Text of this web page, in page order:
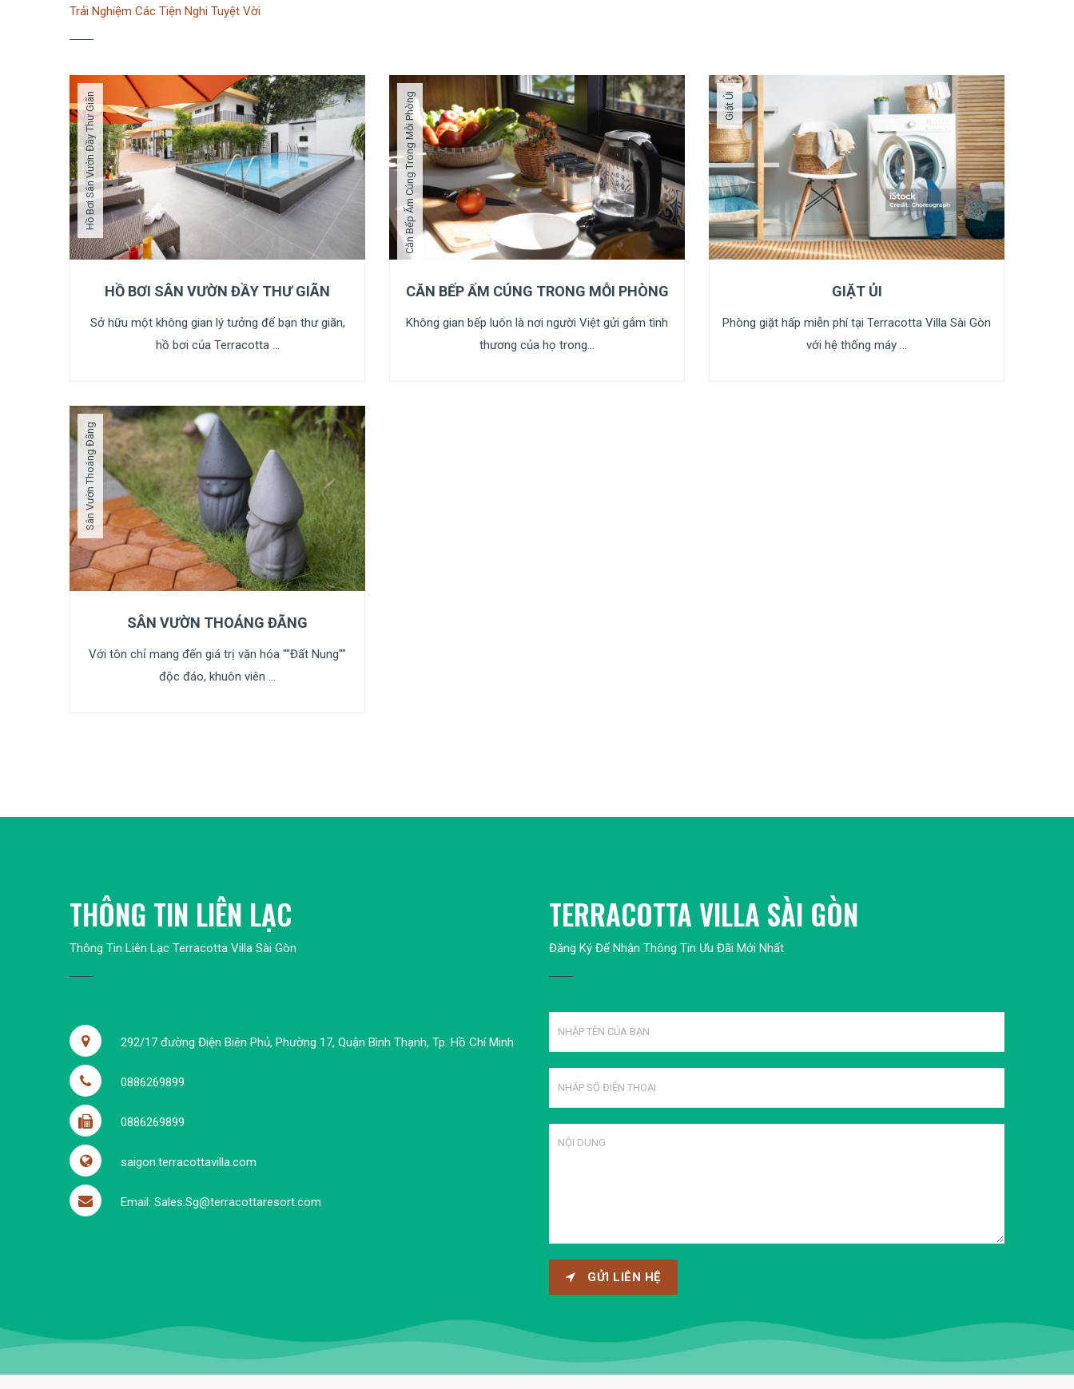
Trải Nghiệm Các Tiện Nghi Tuyệt Vời
Hồ Bơi Sân Vườn Đầy Thư Giãn
HỒ BƠI SÂN VƯỜN ĐẦY THƯ GIÃN
Sở hữu một không gian lý tưởng để bạn thư giãn,
hồ bơi của Terracotta ...
Căn Bếp Ấm Cúng Trong Mỗi Phòng
CĂN BẾP ẤM CÚNG TRONG MỖI PHÒNG
Không gian bếp luôn là nơi người Việt gửi gắm tình
thương của họ trong...
Giặt Ủi
GIẶT ỦI
Phòng giặt hấp miễn phí tại Terracotta Villa Sài Gòn
với hệ thống máy ...
Sân Vườn Thoáng Đãng
SÂN VƯỜN THOÁNG ĐÃNG
Với tôn chỉ mang đến giá trị văn hóa ""Đất Nung""
độc đáo, khuôn viên ...
THÔNG TIN LIÊN LẠC
Thông Tin Liên Lạc Terracotta Villa Sài Gòn
292/17 đường Điện Biên Phủ, Phường 17, Quận Bình Thạnh, Tp. Hồ Chí Minh
0886269899
0886269899
saigon.terracottavilla.com
Email: Sales.Sg@terracottaresort.com
TERRACOTTA VILLA SÀI GÒN
Đăng Ký Để Nhận Thông Tin Ưu Đãi Mới Nhất
GỬI LIÊN HỆ